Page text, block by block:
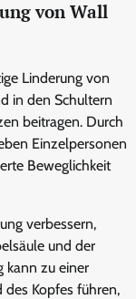
von Wall
Linderung von
in den Schultern
beitragen. Durch
Einzelpersonen
Beweglichkeit
verbessern,
und der
kann zu einer
des Kopfes führen,